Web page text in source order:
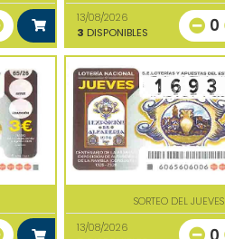
13/08/2026
3 DISPONIBLES 0
SORTEO DEL JUEVES
13/08/2026